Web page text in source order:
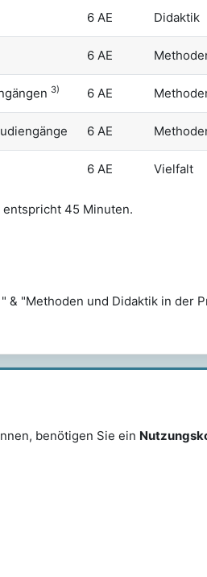
6 AE Didaktik
6 AE
3) 6 AE
6 AE
6 AE Vielfalt
entspricht 45 Minuten.
& "Methoden und Didaktik in der
benötigen Sie ein